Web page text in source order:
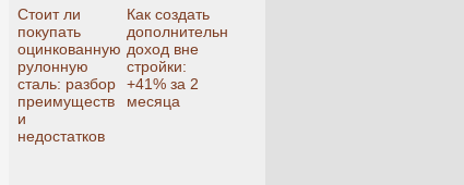
Стоит ли
покупать
оцинкованную
рулонную
сталь: разбор
преимуществ
и
недостатков
Как создать
дополнительный
доход вне
стройки:
+41% за 2
месяца